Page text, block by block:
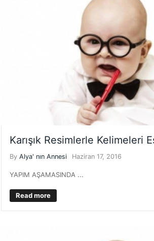
Karışık Resimlerle Kelimeleri
ByAlya' nın Annesi Haziran 17, 2016
YAPIM AŞAMASINDA ...
Read more